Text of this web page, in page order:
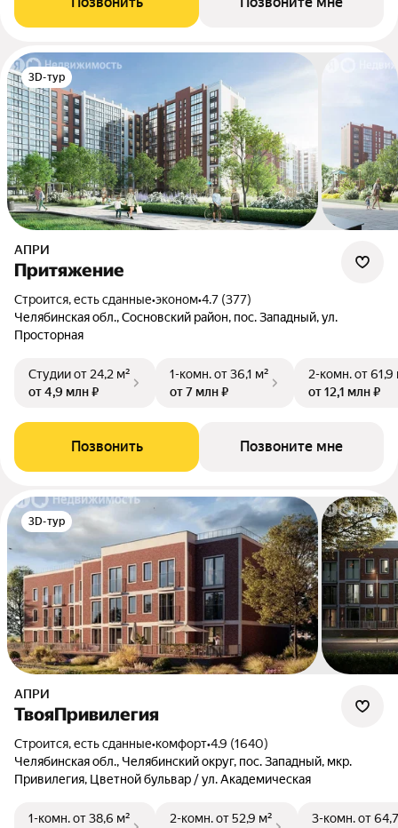
3D-тур
АПРИ
Притяжение
Строится, есть сданные•эконом•4.7 (377)
Челябинская обл., Сосновский район, пос. Западный, ул.
Просторная
Студииот 24,2 м²
от 4,9 млн ₽
1-комн.от 36,1 м²
от 7 млн ₽
2-комн.от 61,9
от 12,1 млн ₽
Позвонить Позвоните мне
3D-тур
АПРИ
ТвояПривилегия
Строится, есть сданные•комфорт•4.9 (1640)
Челябинская обл., Челябинский округ, пос. Западный, мкр.
Привилегия, Цветной бульвар / ул. Академическая
1-комн.от 38,6 м²
2-комн.от 52,9 м²
3-комн.от